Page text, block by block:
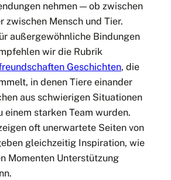
nehmen — ob zwischen
zwischen Mensch und Tier.
außergewöhnliche Bindungen
wir die Rubrik
Geschichten, die
in denen Tiere einander
aus schwierigen Situationen
einem starken Team wurden.
oft unerwartete Seiten von
gleichzeitig Inspiration, wie
Momenten Unterstützung